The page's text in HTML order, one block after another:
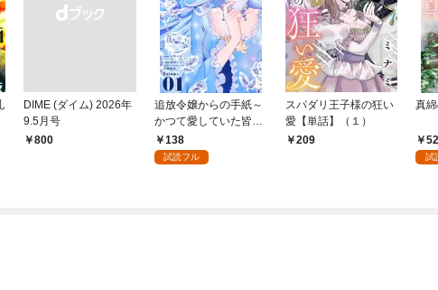
DIME (ダイム) 2026年
9.5月号
￥800
追放令嬢からの手紙～
かつて愛していた皆さ
まへ 私のことなどお忘
れですか？～【単話】
138
試読フル
スパダリ王子様の狂い
愛【単話】（１）
209
真綿
試